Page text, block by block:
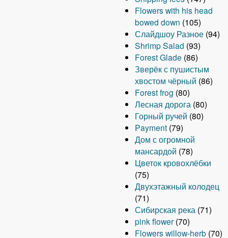
Flowers with his head
bowed down (105)
Слайдшоу Разное (94)
Shrimp Salad (93)
Forest Glade (86)
Зверёк с пушистым
хвостом чёрный (86)
Forest frog (80)
Лесная дорога (80)
Горный ручей (80)
Payment (79)
Дом с огромной
мансардой (78)
Цветок кровохлёбки
(75)
Двухэтажный колодец
(71)
Сибирская река (71)
pink flower (70)
Flowers willow-herb (70)